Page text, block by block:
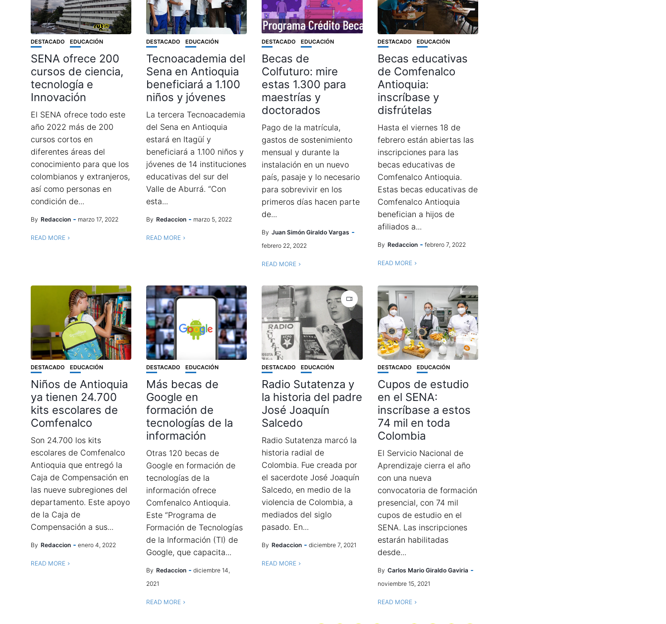
DESTACADO EDUCACIÓN
SENA ofrece 200
cursos de ciencia,
tecnología e
Innovación
El SENA ofrece todo este
año 2022 más de 200
cursos cortos en
diferentes áreas del
conocimiento para que los
colombianos y extranjeros,
así como personas en
condición de...
By Redaccion marzo 17, 2022
READ MORE
DESTACADO EDUCACIÓN
Tecnoacademia del
Sena en Antioquia
beneficiará a 1.100
niños y jóvenes
La tercera Tecnoacademia
del Sena en Antioquia
estará en Itagüí y
beneficiará a 1.100 niños y
jóvenes de 14 instituciones
educativas del sur del
Valle de Aburrá. “Con
esta...
By Redaccion marzo 5, 2022
READ MORE
DESTACADO EDUCACIÓN
Becas de
Colfuturo: mire
estas 1.300 para
maestrías y
doctorados
Pago de la matrícula,
gastos de sostenimiento
mensual y durante la
instalación en un nuevo
país, pasaje y lo necesario
para sobrevivir en los
primeros días hacen parte
de...
By Juan Simón Giraldo Vargas
febrero 22, 2022
READ MORE
DESTACADO EDUCACIÓN
Becas educativas
de Comfenalco
Antioquia:
inscríbase y
disfrútelas
Hasta el viernes 18 de
febrero están abiertas las
inscripciones para las
becas educativas de
Comfenalco Antioquia.
Estas becas educativas de
Comfenalco Antioquia
benefician a hijos de
afiliados a...
By Redaccion febrero 7, 2022
READ MORE
DESTACADO EDUCACIÓN
Niños de Antioquia
ya tienen 24.700
kits escolares de
Comfenalco
Son 24.700 los kits
escolares de Comfenalco
Antioquia que entregó la
Caja de Compensación en
las nueve subregiones del
departamento. Este apoyo
de la Caja de
Compensación a sus...
By Redaccion enero 4, 2022
READ MORE
DESTACADO EDUCACIÓN
Más becas de
Google en
formación de
tecnologías de la
información
Otras 120 becas de
Google en formación de
tecnologías de la
información ofrece
Comfenalco Antioquia.
Este “Programa de
Formación de Tecnologías
de la Información (TI) de
Google, que capacita...
By Redaccion
diciembre 14,
2021
READ MORE
DESTACADO EDUCACIÓN
Radio Sutatenza y
la historia del padre
José Joaquín
Salcedo
Radio Sutatenza marcó la
historia radial de
Colombia. Fue creada por
el sacerdote José Joaquín
Salcedo, en medio de la
violencia de Colombia, a
mediados del siglo
pasado. En...
By Redaccion diciembre 7, 2021
READ MORE
DESTACADO EDUCACIÓN
Cupos de estudio
en el SENA:
inscríbase a estos
74 mil en toda
Colombia
El Servicio Nacional de
Aprendizaje cierra el año
con una nueva
convocatoria de formación
presencial, con 74 mil
cupos de estudio en el
SENA. Las inscripciones
estarán habilitadas
desde...
By Carlos Mario Giraldo Gaviria
noviembre 15, 2021
READ MORE